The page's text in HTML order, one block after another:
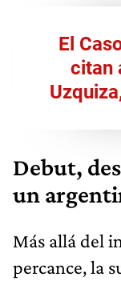
El
citan
Debut,
un
Más allá del
percance, la